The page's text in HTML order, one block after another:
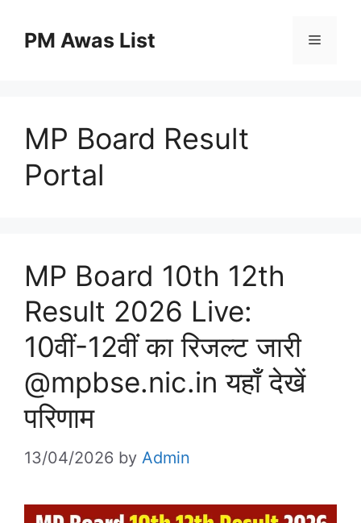
PM Awas List Menu
MP Board Result
Portal
MP Board 10th 12th
Result 2026 Live:
10वीं-12वीं का रिजल्ट जारी
@mpbse.nic.in यहाँ देखें
परिणाम
13/04/2026 by Admin